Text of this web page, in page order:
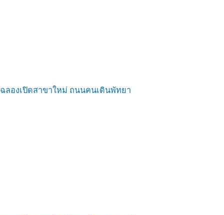
ฉลองเปิดสาขาใหม่ ถนนคนเดินพัทยา